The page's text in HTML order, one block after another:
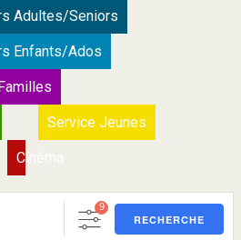
Adultes/Seniors
Enfants/Ados
Service Jeunes
Cinéma
9
RECHERCHE